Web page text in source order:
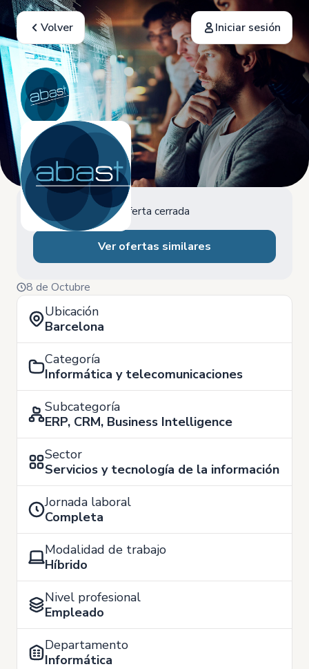
Volver Iniciar sesión
Oferta cerrada
Ver ofertas similares
8 de Octubre
Ubicación
Barcelona
Categoría
Informática y telecomunicaciones
Subcategoría
ERP, CRM, Business Intelligence
Sector
Servicios y tecnología de la información
Jornada laboral
Completa
Modalidad de trabajo
Híbrido
Nivel profesional
Empleado
Departamento
Informática